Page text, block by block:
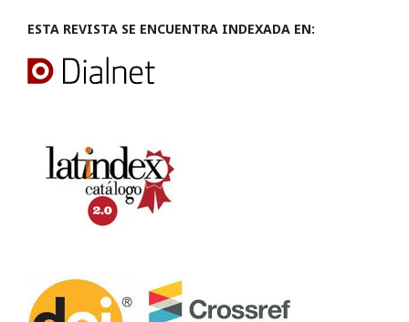
ESTA REVISTA SE ENCUENTRA INDEXADA EN: